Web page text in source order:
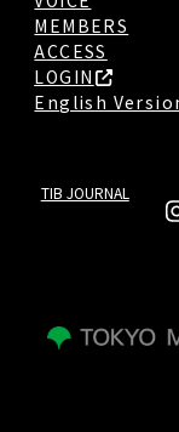
MEMBERS
ACCESS
LOGIN
English
TIB JOURNAL